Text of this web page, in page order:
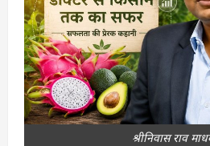
श्रीनिवास राव